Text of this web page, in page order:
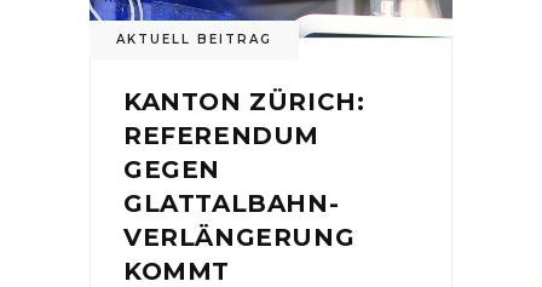
AKTUELL BEITRAG
KANTON ZÜRICH:
REFERENDUM
GEGEN
GLATTALBAHN-
VERLÄNGERUNG
KOMMT